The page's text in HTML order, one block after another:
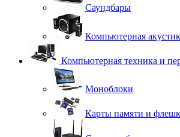
Саундбары
Компьютерная
Компьютерная техника и
Моноблоки
Карты памяти и